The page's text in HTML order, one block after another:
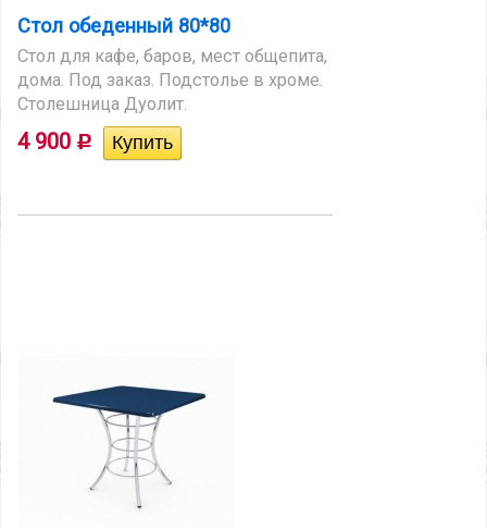
Стол обеденный 80*80
Стол для кафе, баров, мест общепита,
дома. Под заказ. Подстолье в хроме.
Столешница Дуолит.
4 900 Р